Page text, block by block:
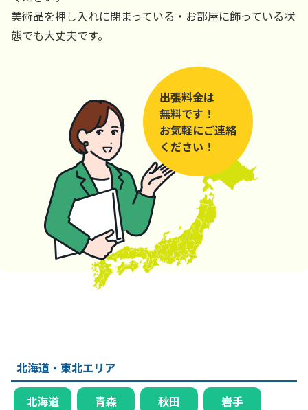
美術品を押し入れに閉まっている・お部屋に飾っている状
態でも大丈夫です。
出張料金は
無料です！
お気軽にご連絡
ください！
北海道・東北エリア
北海道 青森 秋田 岩手